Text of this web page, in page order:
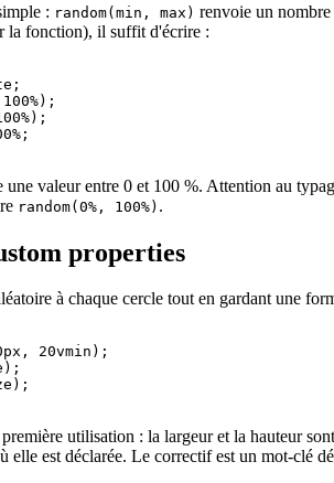
: random(min, max) renvoie un
la fonction), il suffit d'écrire :
une valeur entre 0 et 100 %. Attention au
random(0%, 100%) .
properties
à chaque cercle tout en gardant une
20vmin);
utilisation : la largeur et la hauteur
elle est déclarée. Le correctif est un mot-clé